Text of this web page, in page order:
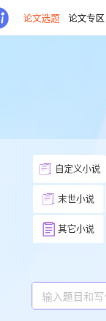
论文选题 论文专区
自定义小说
末世小说
其它小说